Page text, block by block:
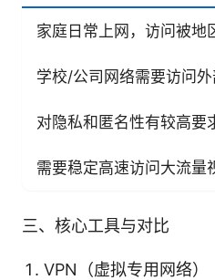
家庭日常上网，访问被地
学校/公司网络需要访问
对隐私和匿名性有较高要
需要稳定高速访问大流量
三、核心工具与对比
VPN（虚拟专用网络）